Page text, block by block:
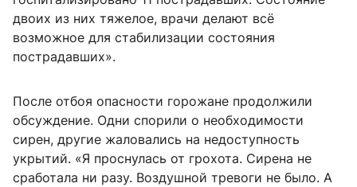
двоих из них тяжелое, врачи делают всё
возможное для стабилизации состояния
пострадавших».
После отбоя опасности горожане продолжили
обсуждение. Одни спорили о необходимости
сирен, другие жаловались на недоступность
укрытий. «Я проснулась от грохота. Сирена не
сработала ни разу. Воздушной тревоги не было. А